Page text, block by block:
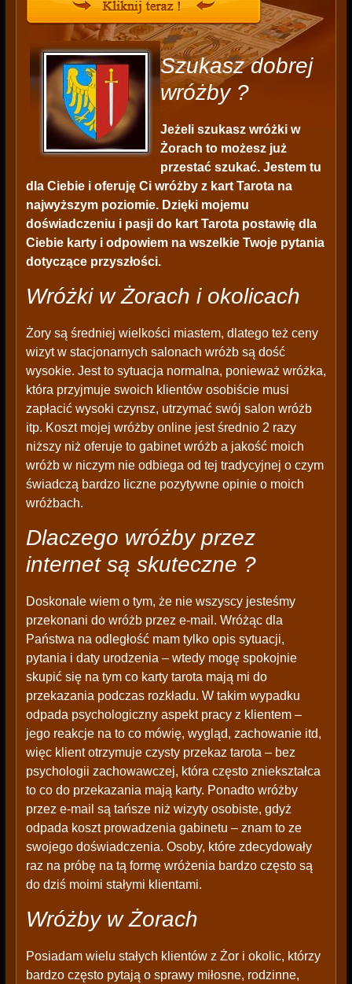
Szukasz dobrej
wróżby ?
Jeżeli szukasz wróżki w
Żorach to możesz już
przestać szukać. Jestem tu
dla Ciebie i oferuję Ci wróżby z kart Tarota na
najwyższym poziomie. Dzięki mojemu
doświadczeniu i pasji do kart Tarota postawię dla
Ciebie karty i odpowiem na wszelkie Twoje pytania
dotyczące przyszłości.
Wróżki w Żorach i okolicach
Żory są średniej wielkości miastem, dlatego też ceny
wizyt w stacjonarnych salonach wróżb są dość
wysokie. Jest to sytuacja normalna, ponieważ wróżka,
która przyjmuje swoich klientów osobiście musi
zapłacić wysoki czynsz, utrzymać swój salon wróżb
itp. Koszt mojej wróżby online jest średnio 2 razy
niższy niż oferuje to gabinet wróżb a jakość moich
wróżb w niczym nie odbiega od tej tradycyjnej o czym
świadczą bardzo liczne pozytywne opinie o moich
wróżbach.
Dlaczego wróżby przez
internet są skuteczne ?
Doskonale wiem o tym, że nie wszyscy jesteśmy
przekonani do wróżb przez e-mail. Wróżąc dla
Państwa na odległość mam tylko opis sytuacji,
pytania i daty urodzenia – wtedy mogę spokojnie
skupić się na tym co karty tarota mają mi do
przekazania podczas rozkładu. W takim wypadku
odpada psychologiczny aspekt pracy z klientem –
jego reakcje na to co mówię, wygląd, zachowanie itd,
więc klient otrzymuje czysty przekaz tarota – bez
psychologii zachowawczej, która często zniekształca
to co do przekazania mają karty. Ponadto wróżby
przez e-mail są tańsze niż wizyty osobiste, gdyż
odpada koszt prowadzenia gabinetu – znam to ze
swojego doświadczenia. Osoby, które zdecydowały
raz na próbę na tą formę wróżenia bardzo często są
do dziś moimi stałymi klientami.
Wróżby w Żorach
Posiadam wielu stałych klientów z Żor i okolic, którzy
bardzo często pytają o sprawy miłosne, rodzinne,